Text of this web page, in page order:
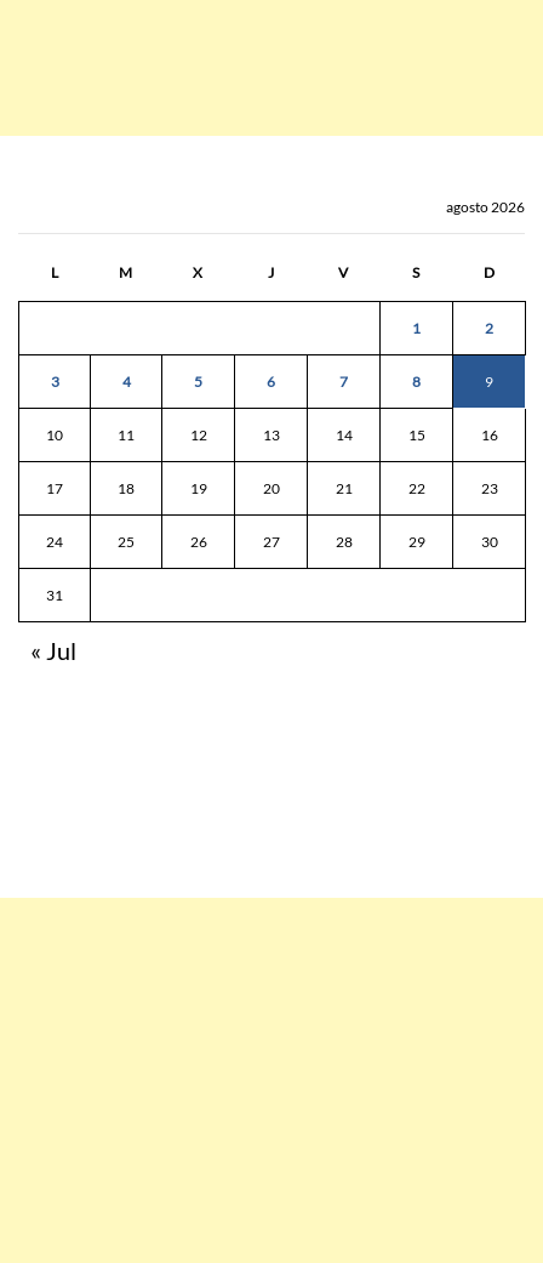
agosto 2026
L M X J V S D
1 2
3 4 5 6 7 8 9
10 11 12 13 14 15 16
17 18 19 20 21 22 23
24 25 26 27 28 29 30
31
« Jul